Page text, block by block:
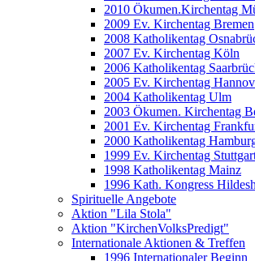
2010 Ökumen.Kirchentag
2009 Ev. Kirchentag Bremen
2008 Katholikentag
2007 Ev. Kirchentag Köln
2006 Katholikentag
2005 Ev. Kirchentag
2004 Katholikentag Ulm
2003 Ökumen. Kirchentag
2001 Ev. Kirchentag
2000 Katholikentag
1999 Ev. Kirchentag
1998 Katholikentag Mainz
1996 Kath. Kongress
Spirituelle Angebote
Aktion "Lila Stola"
Aktion "KirchenVolksPredigt"
Internationale Aktionen & Treffen
1996 Internationaler Beginn